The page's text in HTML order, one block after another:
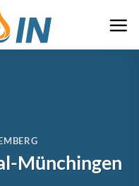
Münchingen